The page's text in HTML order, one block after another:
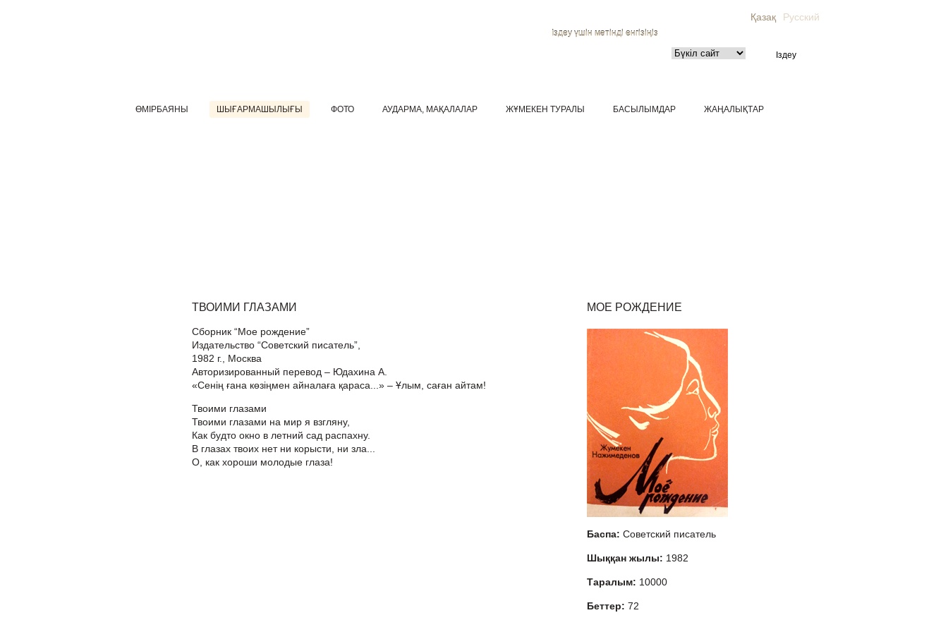
Қазақ Русский
Іздеу үшін мәтінді енгізіңіз
ӨМІРБАЯНЫ ШЫҒАРМАШЫЛЫҒЫ ФОТО АУДАРМА, МАҚАЛАЛАР ЖҰМЕКЕН ТУРАЛЫ БАСЫЛЫМДАР ЖАҢАЛЫҚТАР
ТВОИМИ ГЛАЗАМИ
Сборник “Мое рождение”
Издательство “Советский писатель”,
1982 г., Москва
Авторизированный перевод – Юдахина А.
«Сенің ғана көзіңмен айналаға қараса...» – Ұлым, саған айтам!
Твоими глазами
Твоими глазами на мир я взгляну,
Как будто окно в летний сад распахну.
В глазах твоих нет ни корысти, ни зла...
О, как хороши молодые глаза!
МОЕ РОЖДЕНИЕ
Баспа: Советский писатель
Шыққан жылы: 1982
Таралым: 10000
Беттер: 72